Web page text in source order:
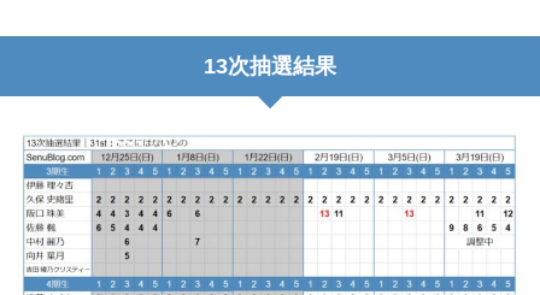
13次抽選結果